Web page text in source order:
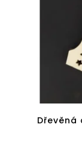
Dřevěná